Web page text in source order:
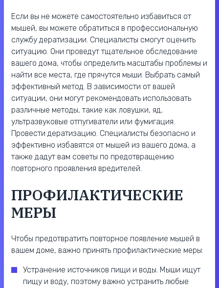
Если вы не можете самостоятельно избавиться от
мышей, вы можете обратиться в профессиональную
службу дератизации. Специалисты смогут оценить
ситуацию. Они проведут тщательное обследование
вашего дома, чтобы определить масштабы проблемы и
найти все места, где прячутся мыши. Выбрать самый
эффективный метод. В зависимости от вашей
ситуации, они могут рекомендовать использовать
различные методы, такие как ловушки, яд,
ультразвуковые отпугиватели или фумигация.
Провести дератизацию. Специалисты безопасно и
эффективно избавятся от мышей из вашего дома, а
также дадут вам советы по предотвращению
повторного проявления вредителей.
ПРОФИЛАКТИЧЕСКИЕ
МЕРЫ
Чтобы предотвратить повторное появление мышей в
вашем доме, важно принять профилактические меры:
Устранение источников пищи и воды. Мыши ищут
пищу и воду, поэтому важно устранить любые